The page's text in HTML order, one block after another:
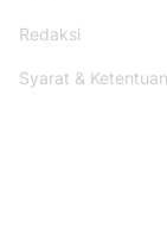
Redaksi
Syarat & Ketentuan